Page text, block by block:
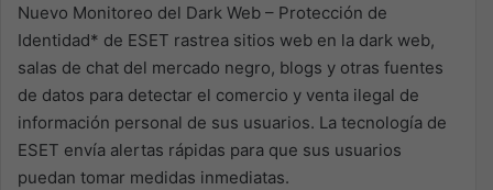
Nuevo Monitoreo del Dark Web – Protección de
Identidad* de ESET rastrea sitios web en la dark web,
salas de chat del mercado negro, blogs y otras fuentes
de datos para detectar el comercio y venta ilegal de
información personal de sus usuarios. La tecnología de
ESET envía alertas rápidas para que sus usuarios
puedan tomar medidas inmediatas.